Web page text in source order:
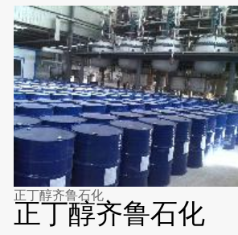
正丁醇齐鲁石化
正丁醇齐鲁石化